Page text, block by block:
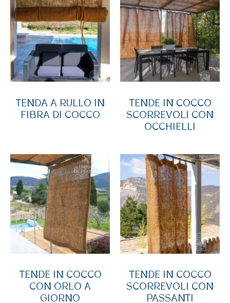
TENDA A RULLO IN
FIBRA DI COCCO
TENDE IN COCCO
SCORREVOLI CON
OCCHIELLI
TENDE IN COCCO
CON ORLO A
GIORNO
TENDE IN COCCO
SCORREVOLI CON
PASSANTI